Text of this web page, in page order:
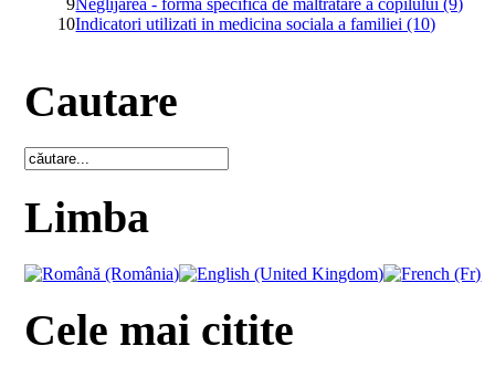
10Indicatori utilizati in medicina sociala a familiei (10)
Cautare
Limba
Cele mai citite